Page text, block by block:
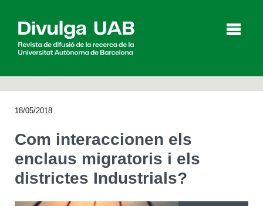
Agenda
18/05/2018
Com interaccionen els
enclaus migratoris i els
districtes Industrials?